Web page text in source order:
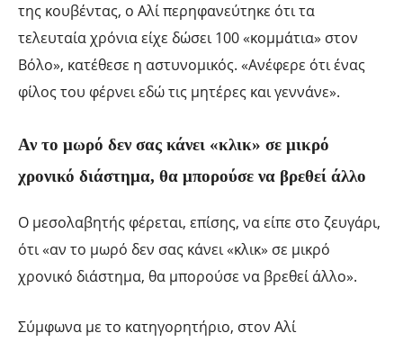
της κουβέντας, ο Αλί περηφανεύτηκε ότι τα
τελευταία χρόνια είχε δώσει 100 «κομμάτια» στον
Βόλο», κατέθεσε η αστυνομικός. «Ανέφερε ότι ένας
φίλος του φέρνει εδώ τις μητέρες και γεννάνε».
Αν το μωρό δεν σας κάνει «κλικ» σε μικρό
χρονικό διάστημα, θα μπορούσε να βρεθεί άλλο
Ο μεσολαβητής φέρεται, επίσης, να είπε στο ζευγάρι,
ότι «αν το μωρό δεν σας κάνει «κλικ» σε μικρό
χρονικό διάστημα, θα μπορούσε να βρεθεί άλλο».
Σύμφωνα με το κατηγορητήριο, στον Αλί